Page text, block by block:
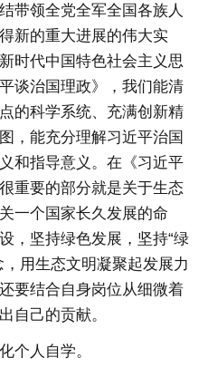
带领全党全军全国各族人
新的重大进展的伟大实
时代中国特色社会主义思
谈治国理政》，我们能清
的科学系统、充满创新精
，能充分理解习近平治国
和指导意义。在《习近平
重要的部分就是关于生态
一个国家长久发展的命
，坚持绿色发展，坚持“绿
用生态文明凝聚起发展力
要结合自身岗位从细微着
自己的贡献。
个人自学。